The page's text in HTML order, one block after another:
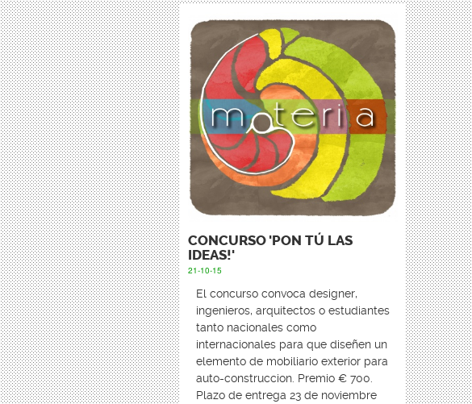
CONCURSO 'PON TÚ LAS
IDEAS!'
21-10-15
El concurso convoca designer,
ingenieros, arquitectos o estudiantes
tanto nacionales como
internacionales para que diseñen un
elemento de mobiliario exterior para
auto-construccion. Premio € 700.
Plazo de entrega 23 de noviembre